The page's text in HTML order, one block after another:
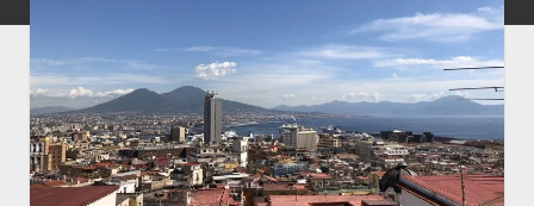
Kunst
Geschichte
open
dropdown
menu
Geschichte der Stadt Berlin
Impressum